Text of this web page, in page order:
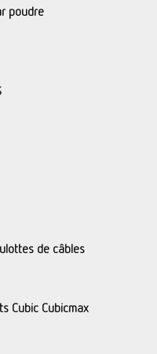
poudre
de câbles
Cubic Cubicmax